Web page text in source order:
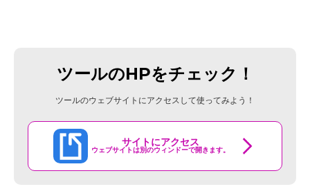
ツールのHPをチェック！
ツールのウェブサイトにアクセスして使ってみよう！
サイトにアクセス
ウェブサイトは別のウィンドーで開きます。